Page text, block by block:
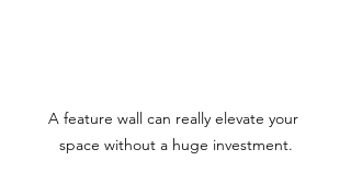
A feature wall can really elevate your
space without a huge investment.